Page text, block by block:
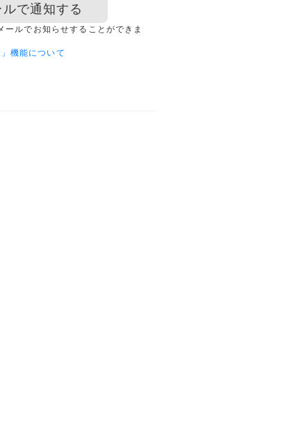
で通知する
ールでお知らせすることができま
機能について